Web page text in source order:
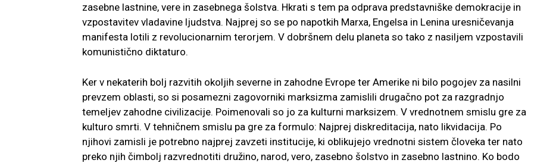
zasebne lastnine, vere in zasebnega šolstva. Hkrati s tem pa odprava predstavniške demokracije in
vzpostavitev vladavine ljudstva. Najprej so se po napotkih Marxa, Engelsa in Lenina uresničevanja
manifesta lotili z revolucionarnim terorjem. V dobršnem delu planeta so tako z nasiljem vzpostavili
komunistično diktaturo.
Ker v nekaterih bolj razvitih okoljih severne in zahodne Evrope ter Amerike ni bilo pogojev za nasilni
prevzem oblasti, so si posamezni zagovorniki marksizma zamislili drugačno pot za razgradnjo
temeljev zahodne civilizacije. Poimenovali so jo za kulturni marksizem. V vrednotnem smislu gre za
kulturo smrti. V tehničnem smislu pa gre za formulo: Najprej diskreditacija, nato likvidacija. Po
njihovi zamisli je potrebno najprej zavzeti institucije, ki oblikujejo vrednotni sistem človeka ter nato
preko njih čimbolj razvrednotiti družino, narod, vero, zasebno šolstvo in zasebno lastnino. Ko bodo